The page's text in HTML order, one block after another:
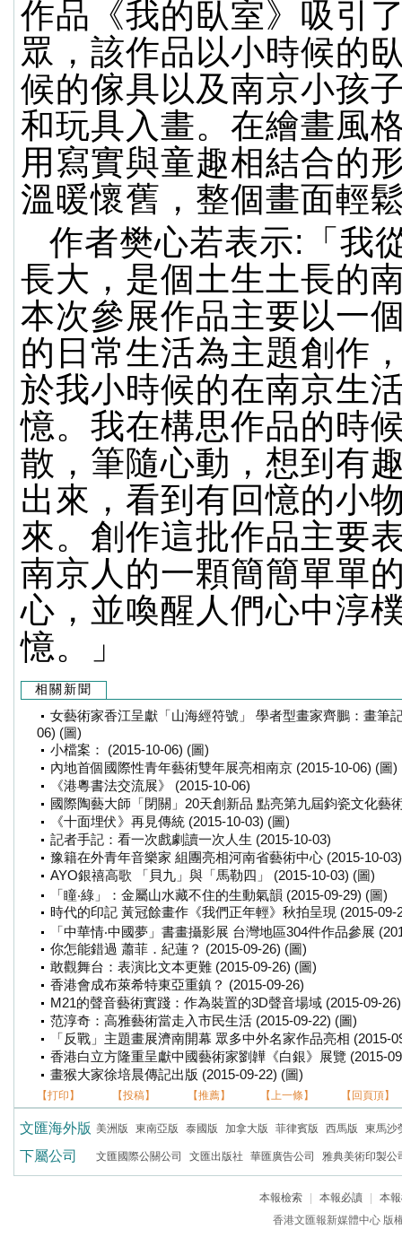
作品《我的臥室》吸引
眾，該作品以小時候的
候的傢具以及南京小孩
和玩具入畫。在繪畫風
用寫實與童趣相結合的
溫暖懷舊，整個畫面輕
作者樊心若表示:「我
長大，是個土生土長的
本次參展作品主要以一
的日常生活為主題創作
於我小時候的在南京生
憶。我在構思作品的時
散，筆隨心動，想到有
出來，看到有回憶的小
來。創作這批作品主要
南京人的一顆簡簡單單
心，並喚醒人們心中淳
憶。」
相關新聞
女藝術家香江呈獻「山海經符號」 學者型畫家齊鵬：畫筆
06) (圖)
小檔案： (2015-10-06) (圖)
內地首個國際性青年藝術雙年展亮相南京 (2015-10-06) (圖)
《港粵書法交流展》 (2015-10-06)
國際陶藝大師「閉關」20天創新品 點亮第九屆鈞瓷文化藝
《十面埋伏》再見傳統 (2015-10-03) (圖)
記者手記：看一次戲劇讀一次人生 (2015-10-03)
豫籍在外青年音樂家 組團亮相河南省藝術中心 (2015-10-
AYO銀禧高歌 「貝九」與「馬勒四」 (2015-10-03) (圖)
「瞳‧綠」：金屬山水藏不住的生動氣韻 (2015-09-29) (圖)
時代的印記 黃冠餘畫作《我們正年輕》秋拍呈現 (2015-09-
「中華情‧中國夢」書畫攝影展 台灣地區304件作品參展
你怎能錯過 蕭菲．紀蓮？ (2015-09-26) (圖)
敢觀舞台：表演比文本更難 (2015-09-26) (圖)
香港會成布萊希特東亞重鎮？ (2015-09-26)
M21的聲音藝術實踐：作為裝置的3D聲音場域 (2015-09-
范淳奇：高雅藝術當走入市民生活 (2015-09-22) (圖)
「反戰」主題畫展濟南開幕 眾多中外名家作品亮相 (2015-
香港白立方隆重呈獻中國藝術家劉韡《白銀》展覽 (2015-
畫猴大家徐培晨傳記出版 (2015-09-22) (圖)
【打印】 【投稿】 【推薦】 【上一條】 【回頁頂】
文匯海外版 美洲版 東南亞版 泰國版 加拿大版 菲律賓版 西馬版 東馬沙
下屬公司 文匯國際公關公司 文匯出版社 華匯廣告公司 雅典美術印製公
本報檢索 本報必讀
本
香港文匯報新媒體中心 版